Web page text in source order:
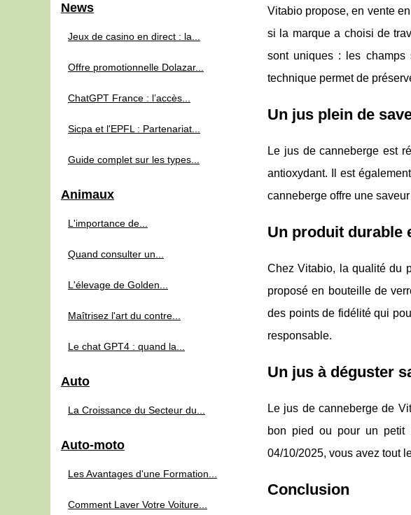
Vitabio propose, en vente
si la marque a choisi de
sont uniques : les champs
technique permet de
Un jus plein de
Le jus de canneberge est
antioxydant. Il est
canneberge offre une
Un produit durable
Chez Vitabio, la qualité du
proposé en bouteille de
des points de fidélité qui
responsable.
Un jus à déguster
Le jus de canneberge de
bon pied ou pour un petit
04/10/2025, vous avez tout
Conclusion
News
Jeux de casino en direct : la...
Offre promotionnelle Dolazar...
ChatGPT France : l’accès...
Sicpa et l'EPFL : Partenariat...
Guide complet sur les types...
Animaux
L'importance de...
Quand consulter un...
L'élevage de Golden...
Maîtrisez l'art du contre...
Le chat GPT4 : quand la...
Auto
La Croissance du Secteur du...
Auto-moto
Les Avantages d'une Formation...
Comment Laver Votre Voiture...